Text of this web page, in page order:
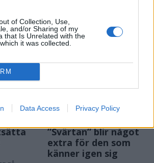
of Collection, Use,
and/or Sharing of my
that Is Unrelated with the
it was collected.
Data Access Privacy Policy
”Svärtan” blir något
extra för den som
känner igen sig